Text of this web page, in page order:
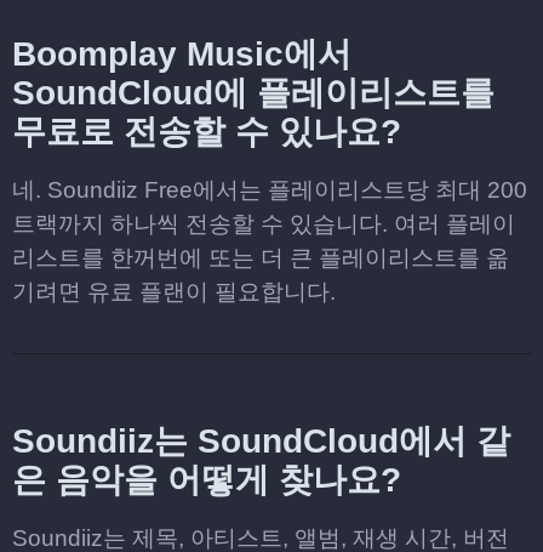
Boomplay Music에서
SoundCloud에 플레이리스트를
무료로 전송할 수 있나요?
네. Soundiiz Free에서는 플레이리스트당 최대 200
트랙까지 하나씩 전송할 수 있습니다. 여러 플레이
리스트를 한꺼번에 또는 더 큰 플레이리스트를 옮
기려면 유료 플랜이 필요합니다.
Soundiiz는 SoundCloud에서 같
은 음악을 어떻게 찾나요?
Soundiiz는 제목, 아티스트, 앨범, 재생 시간, 버전